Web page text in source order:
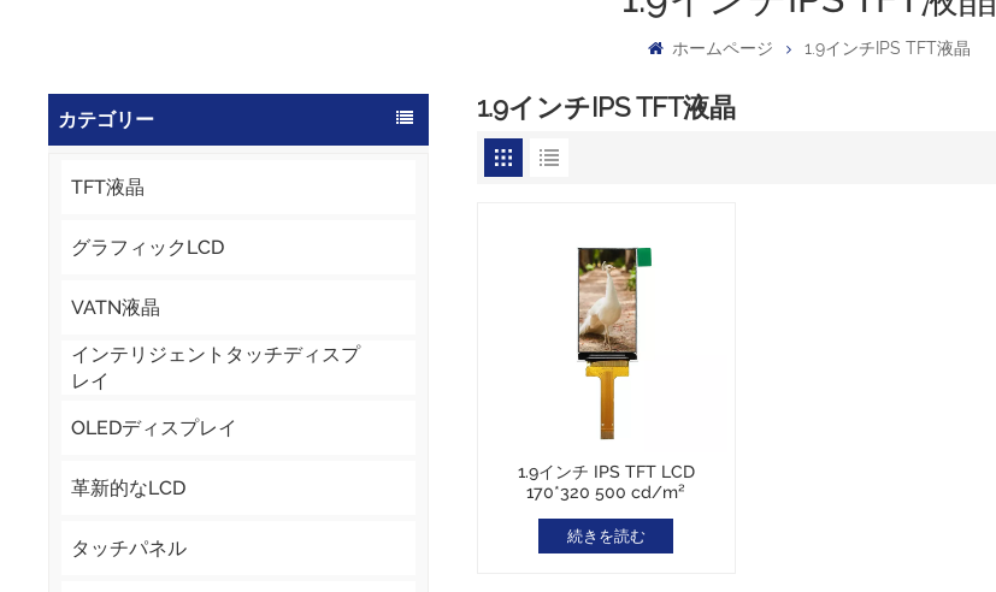
ホームページ 1.9インチIPS TFT液晶
カテゴリー
TFT液晶
グラフィックLCD
VATN液晶
インテリジェントタッチディスプ
レイ
OLEDディスプレイ
革新的なLCD
タッチパネル
1.9インチIPS TFT液晶
1.9インチ IPS TFT LCD
170*320 500 cd/m²
続きを読む